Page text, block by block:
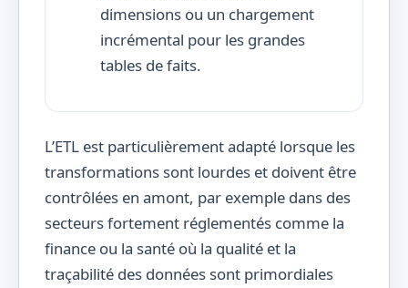
dimensions ou un chargement
incrémental pour les grandes
tables de faits.
L’ETL est particulièrement adapté lorsque les
transformations sont lourdes et doivent être
contrôlées en amont, par exemple dans des
secteurs fortement réglementés comme la
finance ou la santé où la qualité et la
traçabilité des données sont primordiales